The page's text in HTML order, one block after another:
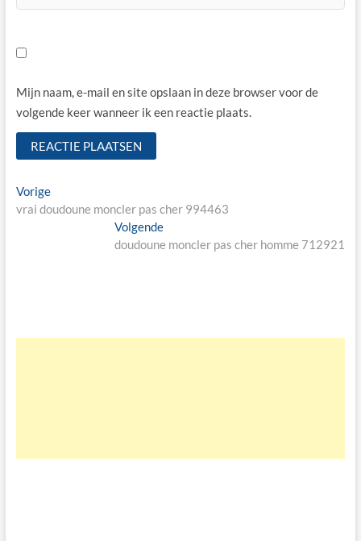
Mijn naam, e-mail en site opslaan in deze browser voor de
volgende keer wanneer ik een reactie plaats.
Bericht
navigatie
VorigeVorige
bericht:
vrai doudoune moncler pas cher 994463
VolgendeVolgende
bericht:
doudoune moncler pas cher homme 712921